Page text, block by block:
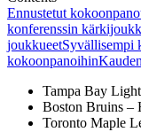
Ennustetut
konferenssin
joukkueetSyvällisempi
kokoonpanoihin
Tampa Bay
Boston Bruins –
Toronto Maple